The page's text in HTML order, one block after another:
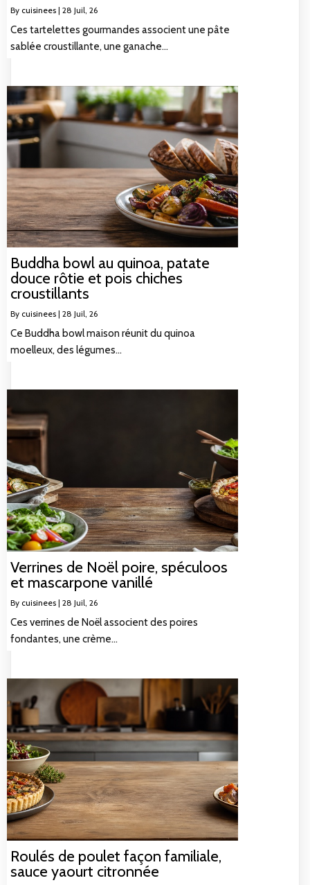
By cuisinees | 28 Juil, 26
Ces tartelettes gourmandes associent une pâte
sablée croustillante, une ganache…
Buddha bowl au quinoa, patate
douce rôtie et pois chiches
croustillants
By cuisinees | 28 Juil, 26
Ce Buddha bowl maison réunit du quinoa
moelleux, des légumes…
Verrines de Noël poire, spéculoos
et mascarpone vanillé
By cuisinees | 28 Juil, 26
Ces verrines de Noël associent des poires
fondantes, une crème…
Roulés de poulet façon familiale,
sauce yaourt citronnée